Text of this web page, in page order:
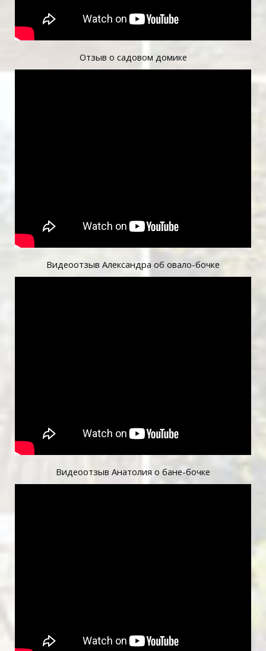
Отзыв о садовом домике
Видеоотзыв Александра об овало-бочке
Видеоотзыв Анатолия о бане-бочке